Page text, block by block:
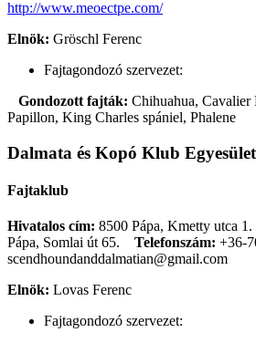
http://www.meoectpe.com/
Elnök: Gröschl Ferenc
Fajtagondozó szervezet:
Gondozott fajták: Chihuahua, Cavalier
Papillon, King Charles spániel, Phalene
Dalmata és Kopó Klub Egyesület
Fajtaklub
Hivatalos cím: 8500 Pápa, Kmetty utca
Pápa, Somlai út 65.
Telefonszám: +36-
scendhoundanddalmatian@gmail.com
Elnök: Lovas Ferenc
Fajtagondozó szervezet: